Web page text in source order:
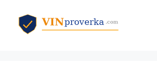
съдържанието